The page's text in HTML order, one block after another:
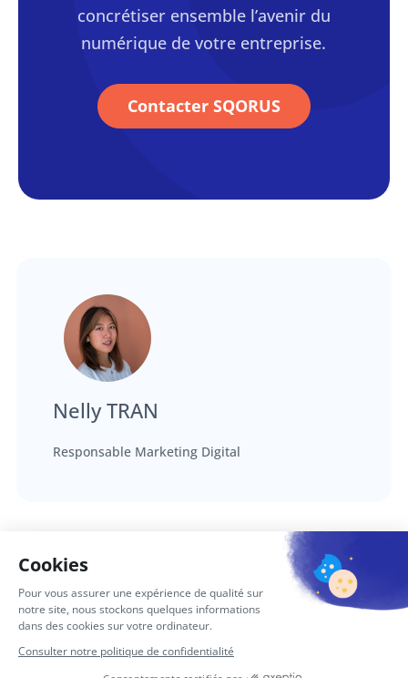
concrétiser ensemble l’avenir du
numérique de votre entreprise.
Contacter SQORUS
Nelly TRAN
Responsable Marketing Digital
Articles complémentaires